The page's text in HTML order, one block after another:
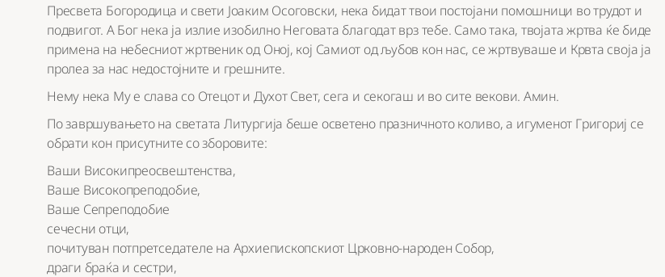
Пресвета Богородица и свети Јоаким Осоговски, нека бидат твои постојани помошници во трудот и
подвигот. А Бог нека ја излие изобилно Неговата благодат врз тебе. Само така, твојата жртва ќе биде
примена на небесниот жртвеник од Оној, кој Самиот од љубов кон нас, се жртвуваше и Крвта своја ја
пролеа за нас недостојните и грешните.
Нему нека Му е слава со Отецот и Духот Свет, сега и секогаш и во сите векови. Амин.
По завршувањето на светата Литургија беше осветено празничното коливо, а игуменот Григориј се
обрати кон присутните со зборовите:
Ваши Високипреосвештенства,
Ваше Високопреподобие,
Ваше Сепреподобие
сечесни отци,
почитуван потпретседателе на Архиепископскиот Црковно-народен Собор,
драги браќа и сестри,